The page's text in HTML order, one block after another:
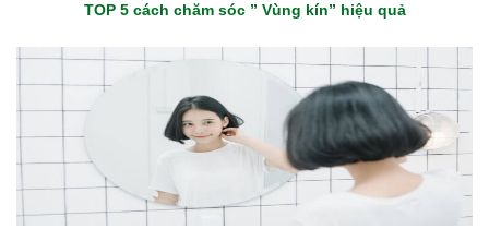
TOP 5 cách chăm sóc ” Vùng kín” hiệu quả